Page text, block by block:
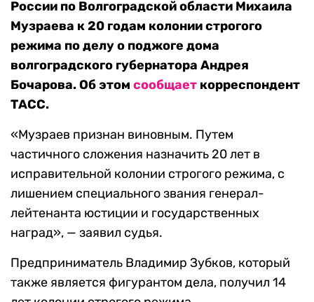
России по Волгоградской области Михаила
Музраева к 20 годам колонии строгого
режима по делу о поджоге дома
волгоградского губернатора Андрея
Бочарова. Об этом сообщает корреспондент
ТАСС.
«Музраев признан виновным. Путем
частичного сложения назначить 20 лет в
исправительной колонии строгого режима, с
лишением специального звания генерал-
лейтенанта юстиции и государственных
наград», — заявил судья.
Предприниматель Владимир Зубков, который
также является фигурантом дела, получил 14